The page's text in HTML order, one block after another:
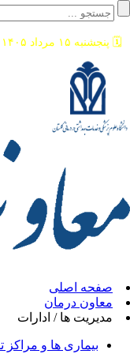
/ ادارات
ها و مراکز تشخیصی و